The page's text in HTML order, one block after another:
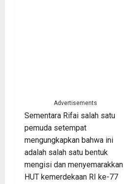
Advertisements
Sementara Rifai salah satu
pemuda setempat
mengungkapkan bahwa ini
adalah salah satu bentuk
mengisi dan menyemarakkan
HUT kemerdekaan RI ke-77